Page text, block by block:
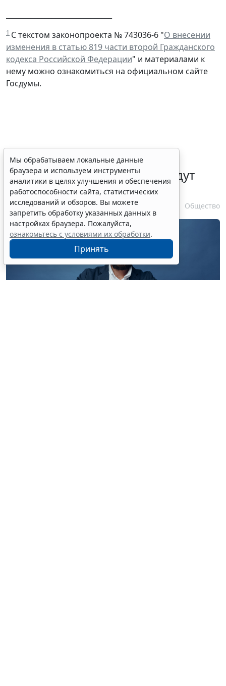
1 С текстом законопроекта № 743036-6 "О внесении
изменения в статью 819 части второй Гражданского
кодекса Российской Федерации" и материалами к
нему можно ознакомиться на официальном сайте
Госдумы.
Уведомления о подписании
договоров потребкредита будут
направлять в ЛК на ЕПГУ
10 августа 2026 16:01 Общество
Мы обрабатываем локальные данные
браузера и используем инструменты
аналитики в целях улучшения и обеспечения
работоспособности сайта, статистических
исследований и обзоров. Вы можете
запретить обработку указанных данных в
настройках браузера. Пожалуйста,
ознакомьтесь с условиями их обработки.
Принять